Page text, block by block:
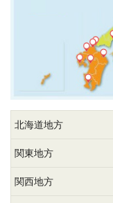
北海道地方
関東地方
関西地方